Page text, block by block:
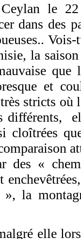
le
dans des
la
que
et
stricts où
différents,
cloîtrées
des «
», la
elle